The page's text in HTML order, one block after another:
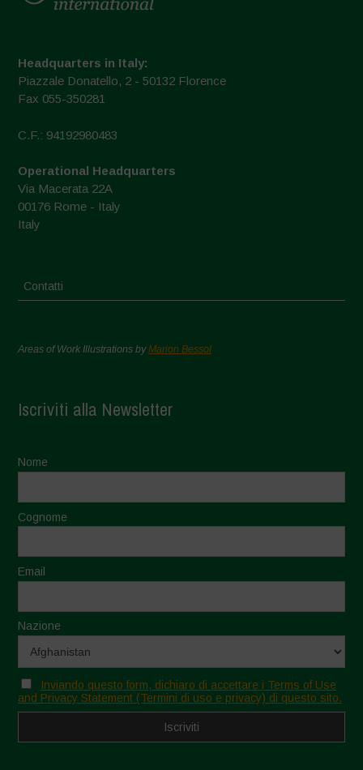
Headquarters in Italy:
Piazzale Donatello, 2 - 50132 Florence
Fax 055-350281
C.F.: 94192980483
Operational Headquarters
Via Macerata 22A
00176 Rome - Italy
Italy
Contatti
Areas of Work Illustrations byMarion Bessol
Iscriviti alla Newsletter
Nome
Cognome
Email
Nazione
Inviando questo form, dichiaro di accettare i Terms of Use
and Privacy Statement (Termini di uso e privacy) di questo sito.